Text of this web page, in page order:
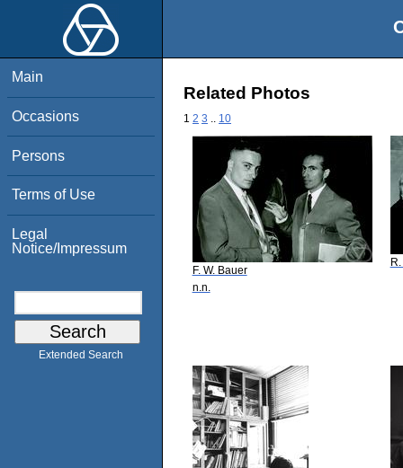
Main
Occasions
Persons
Terms of Use
Legal
Notice/Impressum
Extended Search
Related Photos
1 2 3 10
F. W. Bauer
n.n.